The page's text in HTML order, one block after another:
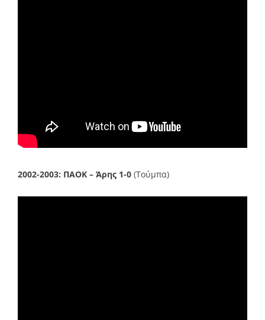
2002-2003: ΠΑΟΚ – Άρης 1-0 (Τούμπα)